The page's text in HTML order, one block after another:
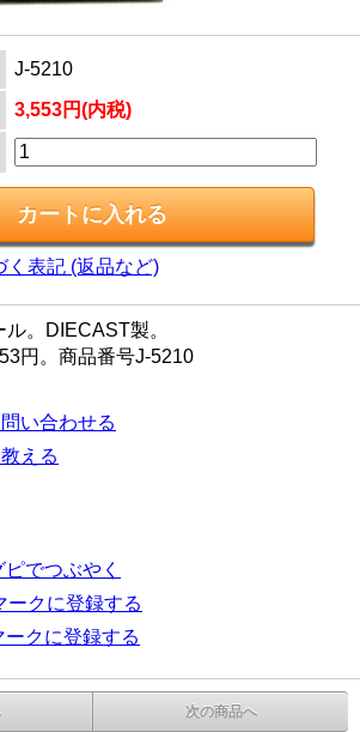
J-5210
3,553円(内税)
く表記 (返品など)
。DIECAST製。
円。商品番号J-5210
い合わせる
える
でつぶやく
ークに登録する
クに登録する
次の商品へ